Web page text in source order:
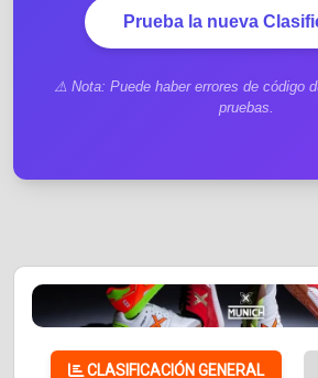
Prueba la nueva
⚠️ Nota: Puede haber errores de código
pruebas.
CLASIFICACIÓN GENERAL